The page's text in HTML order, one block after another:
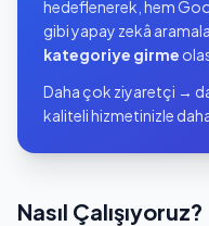
hedeflenerek, hem
gibi yapay zekâ
kategoriye girme
Daha çok ziyaretçi →
kaliteli hizmetinizle
Nasıl Çalışıyoruz?